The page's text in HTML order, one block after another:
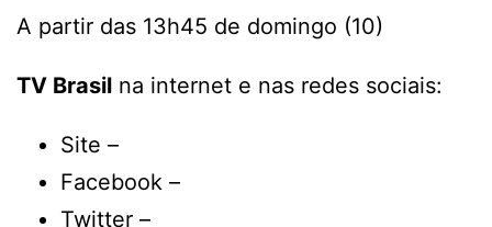
A partir das 13h45 de domingo (10)
TV Brasil na internet e nas redes sociais:
Site –
Facebook –
Twitter –